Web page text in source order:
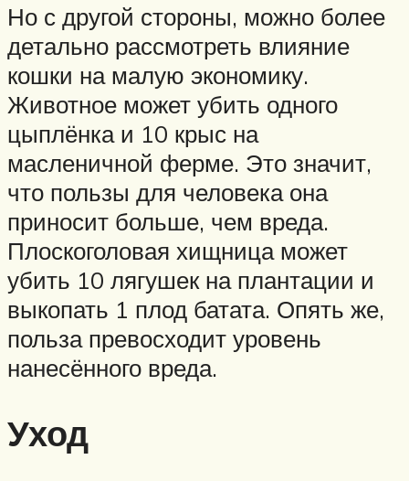
Но с другой стороны, можно более
детально рассмотреть влияние
кошки на малую экономику.
Животное может убить одного
цыплёнка и 10 крыс на
масленичной ферме. Это значит,
что пользы для человека она
приносит больше, чем вреда.
Плоскоголовая хищница может
убить 10 лягушек на плантации и
выкопать 1 плод батата. Опять же,
польза превосходит уровень
нанесённого вреда.
Уход